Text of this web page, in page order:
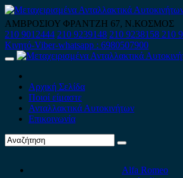
Skip
to
content
ΑΜΒΡΟΣΙΟΥ ΦΡΑΝΤΖΗ 67, Ν.ΚΟΣΜΟΣ
210 9012444 210 9239148 210 9238158 210
Κινητό-Viber-whatsapp : 6980507900
Primary
Αρχική Σελίδα
Ποιοί είμαστε
Ανταλλακτικά Αυτοκινήτων
Επικοινωνία
Alfa Romeo